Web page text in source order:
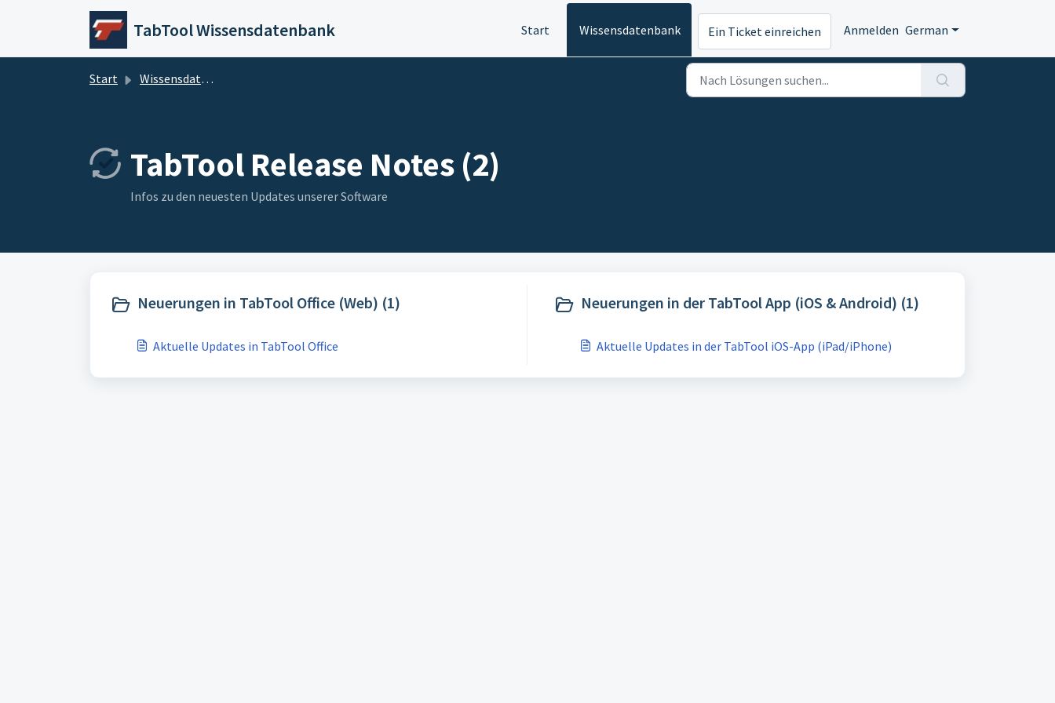
Zum hauptsächlichen Inhalt gehen
TabTool Wissensdatenbank Start Wissensdatenbank Ein Ticket einreichen Anmelden German
Start Wissensdatenbank
TabTool Release Notes (2)
Infos zu den neuesten Updates unserer Software
Neuerungen in TabTool Office (Web) (1)
Aktuelle Updates in TabTool Office
Neuerungen in der TabTool App (iOS & Android) (1)
Aktuelle Updates in der TabTool iOS-App (iPad/iPhone)